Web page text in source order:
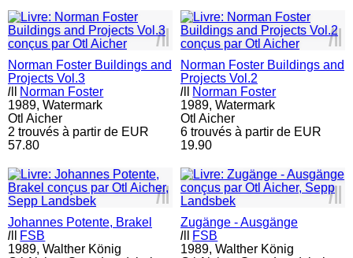
lll
Norman Foster Buildings and
Projects Vol.3
l
Norman Foster
1989, Watermark
Otl Aicher
2 trouvés à partir de EUR
57.80
lll
Norman Foster Buildings and
Projects Vol.2
l
Norman Foster
1989, Watermark
Otl Aicher
6 trouvés à partir de EUR
19.90
lll
Johannes Potente, Brakel
l
FSB
1989, Walther König
lll
Zugänge - Ausgänge
l
FSB
1989, Walther König